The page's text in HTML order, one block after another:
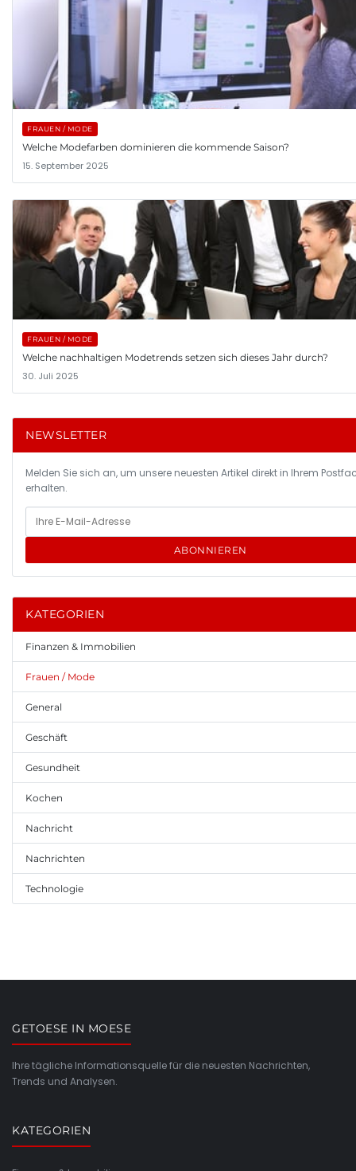
FRAUEN / MODE
Welche Modefarben dominieren die kommende Saison?
15. September 2025
FRAUEN / MODE
Welche nachhaltigen Modetrends setzen sich dieses Jahr durch?
30. Juli 2025
NEWSLETTER
Melden Sie sich an, um unsere neuesten Artikel direkt in Ihrem
erhalten.
ABONNIEREN
KATEGORIEN
Finanzen & Immobilien
Frauen / Mode
General
Geschäft
Gesundheit
Kochen
Nachricht
Nachrichten
Technologie
GETOESE IN MOESE
Ihre tägliche Informationsquelle für die neuesten Nachrichten,
Trends und Analysen.
KATEGORIEN